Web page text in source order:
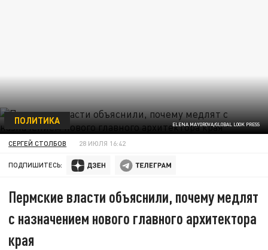
ELENA MAYOROVA/GLOBAL LOOK PRESS
ПОЛИТИКА
СЕРГЕЙ СТОЛБОВ 28 ИЮЛЯ 16:42
ПОДПИШИТЕСЬ:
Пермские власти объяснили, почему медлят
с назначением нового главного архитектора
края